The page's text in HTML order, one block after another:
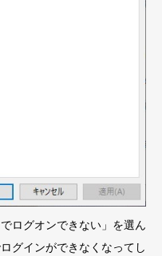
ログオンできない」を選ん
グインができなくなってし